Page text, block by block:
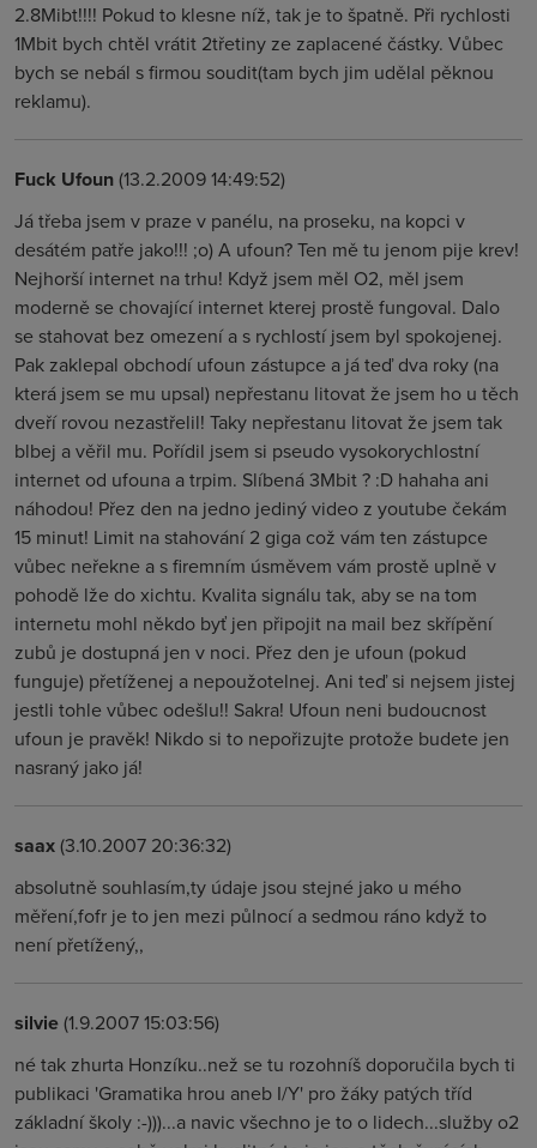
2.8Mibt!!!! Pokud to klesne níž, tak je to špatně. Při rychlosti
1Mbit bych chtěl vrátit 2třetiny ze zaplacené částky. Vůbec
bych se nebál s firmou soudit(tam bych jim udělal pěknou
reklamu).
Fuck Ufoun(13.2.2009 14:49:52)
Já třeba jsem v praze v panélu, na proseku, na kopci v
desátém patře jako!!! ;o) A ufoun? Ten mě tu jenom pije krev!
Nejhorší internet na trhu! Když jsem měl O2, měl jsem
moderně se chovající internet kterej prostě fungoval. Dalo
se stahovat bez omezení a s rychlostí jsem byl spokojenej.
Pak zaklepal obchodí ufoun zástupce a já teď dva roky (na
která jsem se mu upsal) nepřestanu litovat že jsem ho u těch
dveří rovou nezastřelil! Taky nepřestanu litovat že jsem tak
blbej a věřil mu. Pořídil jsem si pseudo vysokorychlostní
internet od ufouna a trpim. Slíbená 3Mbit ? :D hahaha ani
náhodou! Přez den na jedno jediný video z youtube čekám
15 minut! Limit na stahování 2 giga což vám ten zástupce
vůbec neřekne a s firemním úsměvem vám prostě uplně v
pohodě lže do xichtu. Kvalita signálu tak, aby se na tom
internetu mohl někdo byť jen připojit na mail bez skřípění
zubů je dostupná jen v noci. Přez den je ufoun (pokud
funguje) přetíženej a nepoužotelnej. Ani teď si nejsem jistej
jestli tohle vůbec odešlu!! Sakra! Ufoun neni budoucnost
ufoun je pravěk! Nikdo si to nepořizujte protože budete jen
nasraný jako já!
saax(3.10.2007 20:36:32)
absolutně souhlasím,ty údaje jsou stejné jako u mého
měření,fofr je to jen mezi půlnocí a sedmou ráno když to
není přetížený,,
silvie(1.9.2007 15:03:56)
né tak zhurta Honzíku..než se tu rozohníš doporučila bych ti
publikaci 'Gramatika hrou aneb I/Y' pro žáky patých tříd
základní školy :-)))...a navic všechno je to o lidech...služby o2